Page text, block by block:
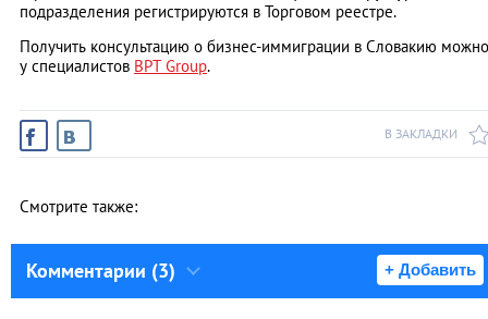
подразделения регистрируются в Торговом реестре.
Получить консультацию о бизнес-иммиграции в Словакию можно
у специалистов BPT Group.
В ЗАКЛАДКИ
Смотрите также:
Комментарии (3) + Добавить